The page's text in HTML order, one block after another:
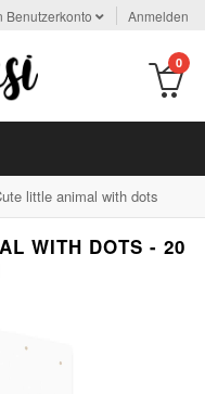
Benutzerkonto Anmelden
0
little animal with dots
WITH DOTS - 20